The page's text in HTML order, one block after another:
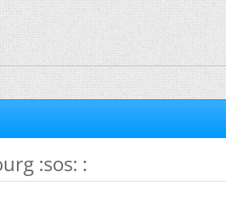
:sos: :